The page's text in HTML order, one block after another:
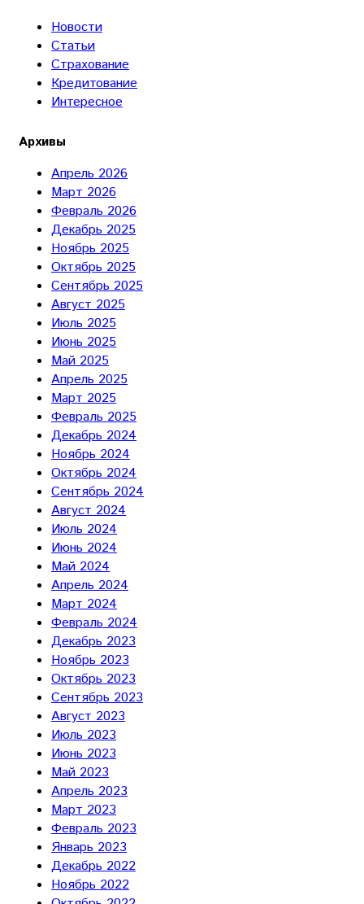
Новости
Статьи
Страхование
Кредитование
Интересное
Архивы
Апрель 2026
Март 2026
Февраль 2026
Декабрь 2025
Ноябрь 2025
Октябрь 2025
Сентябрь 2025
Август 2025
Июль 2025
Июнь 2025
Май 2025
Апрель 2025
Март 2025
Февраль 2025
Декабрь 2024
Ноябрь 2024
Октябрь 2024
Сентябрь 2024
Август 2024
Июль 2024
Июнь 2024
Май 2024
Апрель 2024
Март 2024
Февраль 2024
Декабрь 2023
Ноябрь 2023
Октябрь 2023
Сентябрь 2023
Август 2023
Июль 2023
Июнь 2023
Май 2023
Апрель 2023
Март 2023
Февраль 2023
Январь 2023
Декабрь 2022
Ноябрь 2022